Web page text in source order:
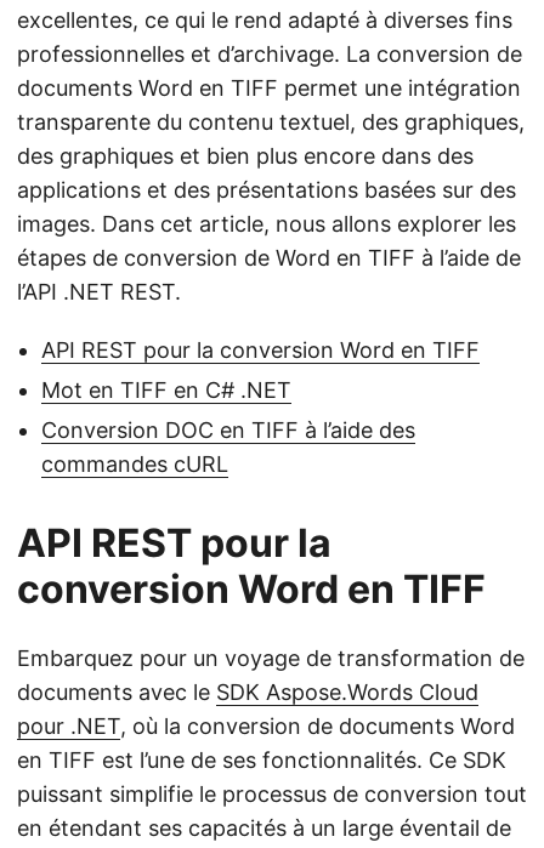
excellentes, ce qui le rend adapté à diverses fins
professionnelles et d’archivage. La conversion de
documents Word en TIFF permet une intégration
transparente du contenu textuel, des graphiques,
des graphiques et bien plus encore dans des
applications et des présentations basées sur des
images. Dans cet article, nous allons explorer les
étapes de conversion de Word en TIFF à l’aide de
l’API .NET REST.
API REST pour la conversion Word en TIFF
Mot en TIFF en C# .NET
Conversion DOC en TIFF à l’aide des
commandes cURL
API REST pour la
conversion Word en TIFF
Embarquez pour un voyage de transformation de
documents avec le SDK Aspose.Words Cloud
pour .NET, où la conversion de documents Word
en TIFF est l’une de ses fonctionnalités. Ce SDK
puissant simplifie le processus de conversion tout
en étendant ses capacités à un large éventail de